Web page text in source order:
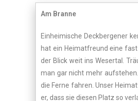
Am Branne
Einheimische Deckbergener
hat ein Heimatfreund eine
der Blick weit ins Wesertal.
man gar nicht mehr
die Ferne fahren. Unser
er, dass sie diesen Platz so